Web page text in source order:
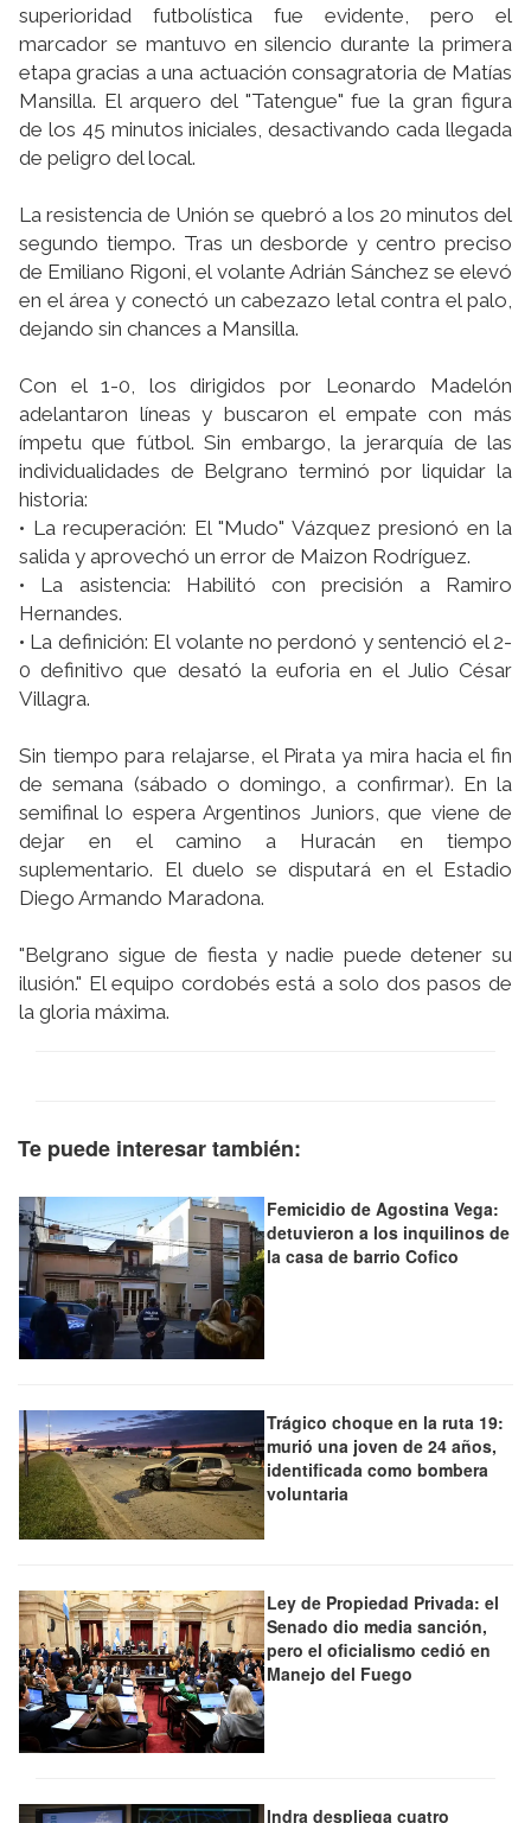
superioridad futbolística fue evidente, pero el
marcador se mantuvo en silencio durante la primera
etapa gracias a una actuación consagratoria de Matías
Mansilla. El arquero del "Tatengue" fue la gran figura
de los 45 minutos iniciales, desactivando cada llegada
de peligro del local.
La resistencia de Unión se quebró a los 20 minutos del
segundo tiempo. Tras un desborde y centro preciso
de Emiliano Rigoni, el volante Adrián Sánchez se elevó
en el área y conectó un cabezazo letal contra el palo,
dejando sin chances a Mansilla.
Con el 1-0, los dirigidos por Leonardo Madelón
adelantaron líneas y buscaron el empate con más
ímpetu que fútbol. Sin embargo, la jerarquía de las
individualidades de Belgrano terminó por liquidar la
historia:
• La recuperación: El "Mudo" Vázquez presionó en la
salida y aprovechó un error de Maizon Rodríguez.
• La asistencia: Habilitó con precisión a Ramiro
Hernandes.
• La definición: El volante no perdonó y sentenció el 2-
0 definitivo que desató la euforia en el Julio César
Villagra.
Sin tiempo para relajarse, el Pirata ya mira hacia el fin
de semana (sábado o domingo, a confirmar). En la
semifinal lo espera Argentinos Juniors, que viene de
dejar en el camino a Huracán en tiempo
suplementario. El duelo se disputará en el Estadio
Diego Armando Maradona.
"Belgrano sigue de fiesta y nadie puede detener su
ilusión." El equipo cordobés está a solo dos pasos de
la gloria máxima.
Te puede interesar también:
Femicidio de Agostina Vega:
detuvieron a los inquilinos de
la casa de barrio Cofico
Trágico choque en la ruta 19:
murió una joven de 24 años,
identificada como bombera
voluntaria
Ley de Propiedad Privada: el
Senado dio media sanción,
pero el oficialismo cedió en
Manejo del Fuego
Indra despliega cuatro